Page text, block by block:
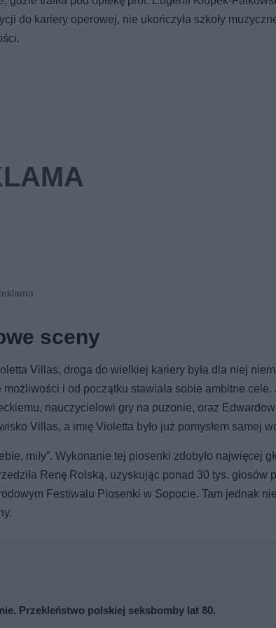
do kariery operowej, nie ukończyła szkoły
sceny
Villas, droga do wielkiej kariery była dla niej
i od początku stawiała sobie ambitne cele.
nauczycielowi gry na puzonie, oraz
Villas, a imię Violetta było już pomysłem samej
miły”. Wykonanie tej piosenki zdobyło najwięcej
Renę Rolską, uzyskując ponad 30 tys. głosów
Festiwalu Piosenki w Sopocie. Tam jednak
Przekleństwo polskiej seksbomby lat 80.